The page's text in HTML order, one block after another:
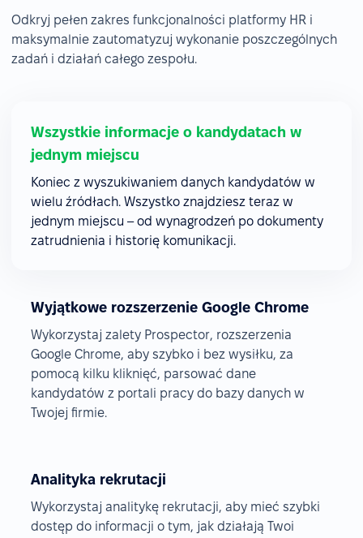
Odkryj pełen zakres funkcjonalności platformy HR i
maksymalnie zautomatyzuj wykonanie poszczególnych
zadań i działań całego zespołu.
Wszystkie informacje o kandydatach w
jednym miejscu
Koniec z wyszukiwaniem danych kandydatów w
wielu źródłach. Wszystko znajdziesz teraz w
jednym miejscu – od wynagrodzeń po dokumenty
zatrudnienia i historię komunikacji.
Wyjątkowe rozszerzenie Google Chrome
Wykorzystaj zalety Prospector, rozszerzenia
Google Chrome, aby szybko i bez wysiłku, za
pomocą kilku kliknięć, parsować dane
kandydatów z portali pracy do bazy danych w
Twojej firmie.
Analityka rekrutacji
Wykorzystaj analitykę rekrutacji, aby mieć szybki
dostęp do informacji o tym, jak działają Twoi